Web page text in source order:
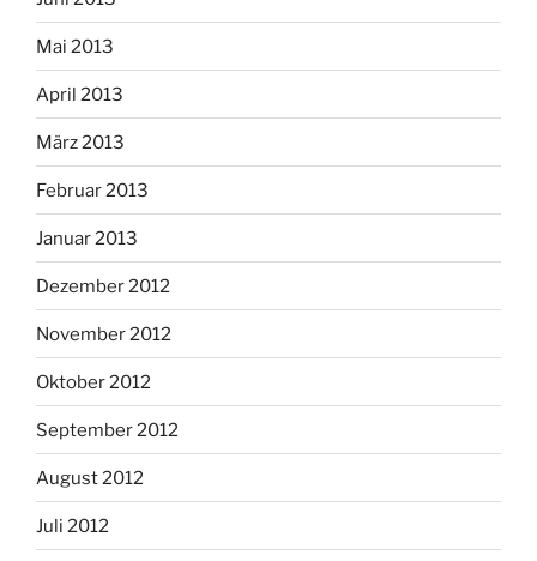
Mai 2013
April 2013
März 2013
Februar 2013
Januar 2013
Dezember 2012
November 2012
Oktober 2012
September 2012
August 2012
Juli 2012